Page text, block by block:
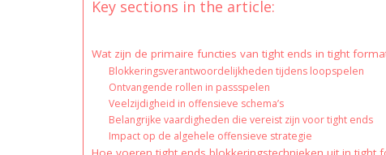
Key sections in the article:
Wat zijn de primaire functies van tight ends in tight
Blokkeringsverantwoordelijkheden tijdens loopspelen
Ontvangende rollen in passspelen
Veelzijdigheid in offensieve schema’s
Belangrijke vaardigheden die vereist zijn voor tight ends
Impact op de algehele offensieve strategie